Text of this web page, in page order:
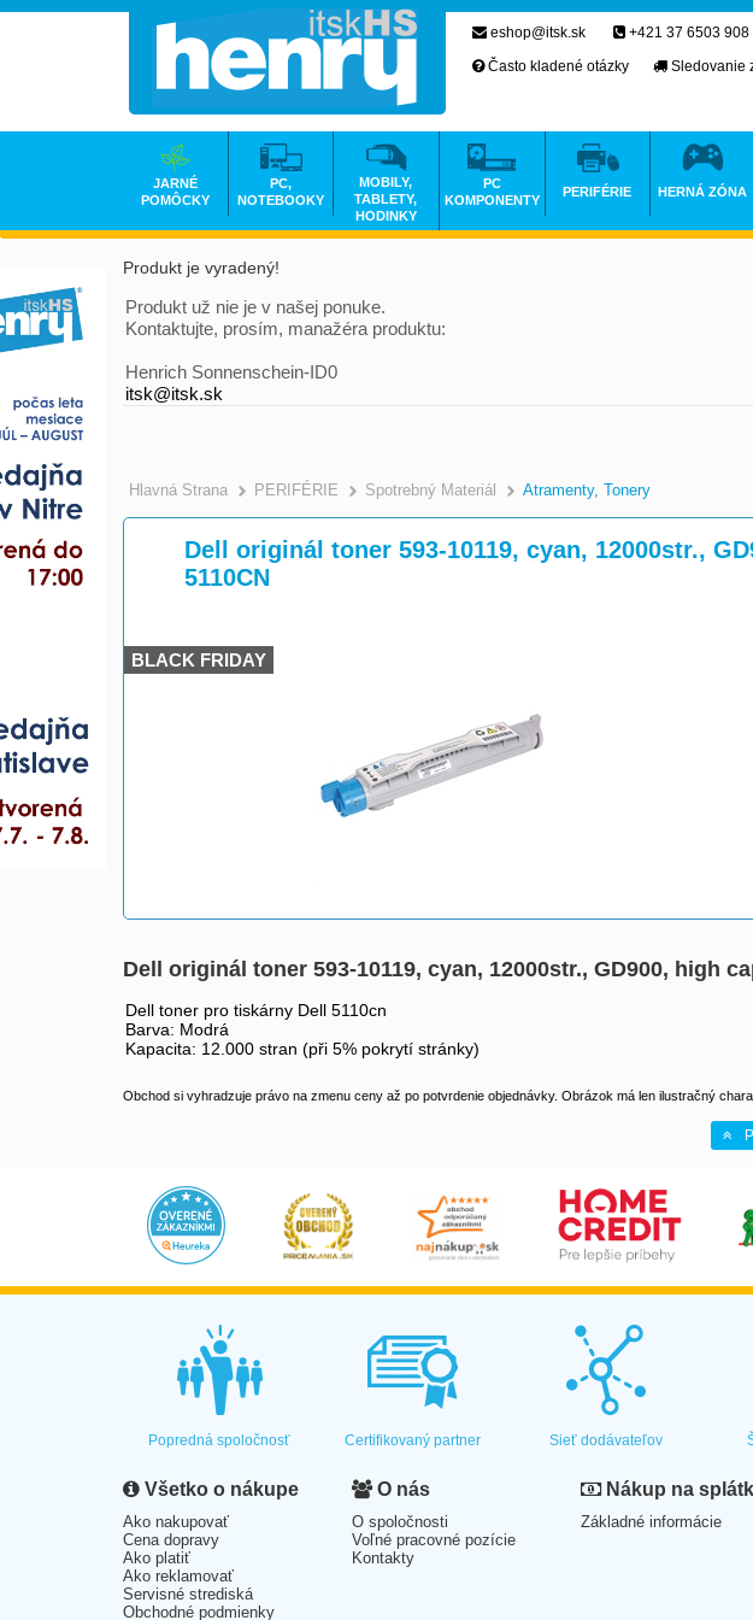
Produkt je vyradený!
Produkt už nie je v našej ponuke.
Kontaktujte, prosím, manažéra produktu:
Henrich Sonnenschein-ID0
itsk@itsk.sk
Hlavná Strana >
PERIFÉRIE >
Spotrebný Materiál >
Atramenty, Tonery
Dell originál toner 593-10119, cyan, 12000str.,
5110CN
BLACK FRIDAY
Dell originál toner 593-10119, cyan, 12000str., GD900, high
Dell toner pro tiskárny Dell 5110cn
Barva: Modrá
Kapacita: 12.000 stran (při 5% pokrytí stránky)
Obchod si vyhradzuje právo na zmenu ceny až po potvrdenie objednávky. Obrázok má len ilustračný
eshop@itsk.sk +421 37 6503 908
Často kladené otázky
Sledovanie
JARNÉ
POMÔCKY
PC,
NOTEBOOKY
MOBILY,
TABLETY,
HODINKY
PC
KOMPONENTY
PERIFÉRIE HERNÁ ZÓNA
Popredná spoločnosť Certifikovaný partner Sieť dodávateľov
Všetko o nákupe
Ako nakupovať
Cena dopravy
Ako platiť
Ako reklamovať
Servisné strediská
Obchodné podmienky
O nás
O spoločnosti
Voľné pracovné pozície
Kontakty
Nákup na
Základné informácie